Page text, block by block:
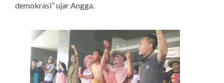
demokrasi” ujar Angga.